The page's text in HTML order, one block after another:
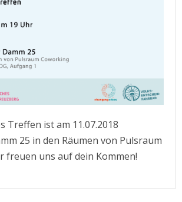
Treffen ist am 11.07.2018
25 in den Räumen von Pulsraum
freuen uns auf dein Kommen!